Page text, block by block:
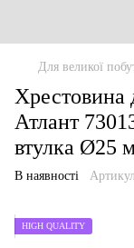
Для великої
Хрестовина
Атлант
втулка Ø​​​​​​​25
В наявності
HIGH QUALITY